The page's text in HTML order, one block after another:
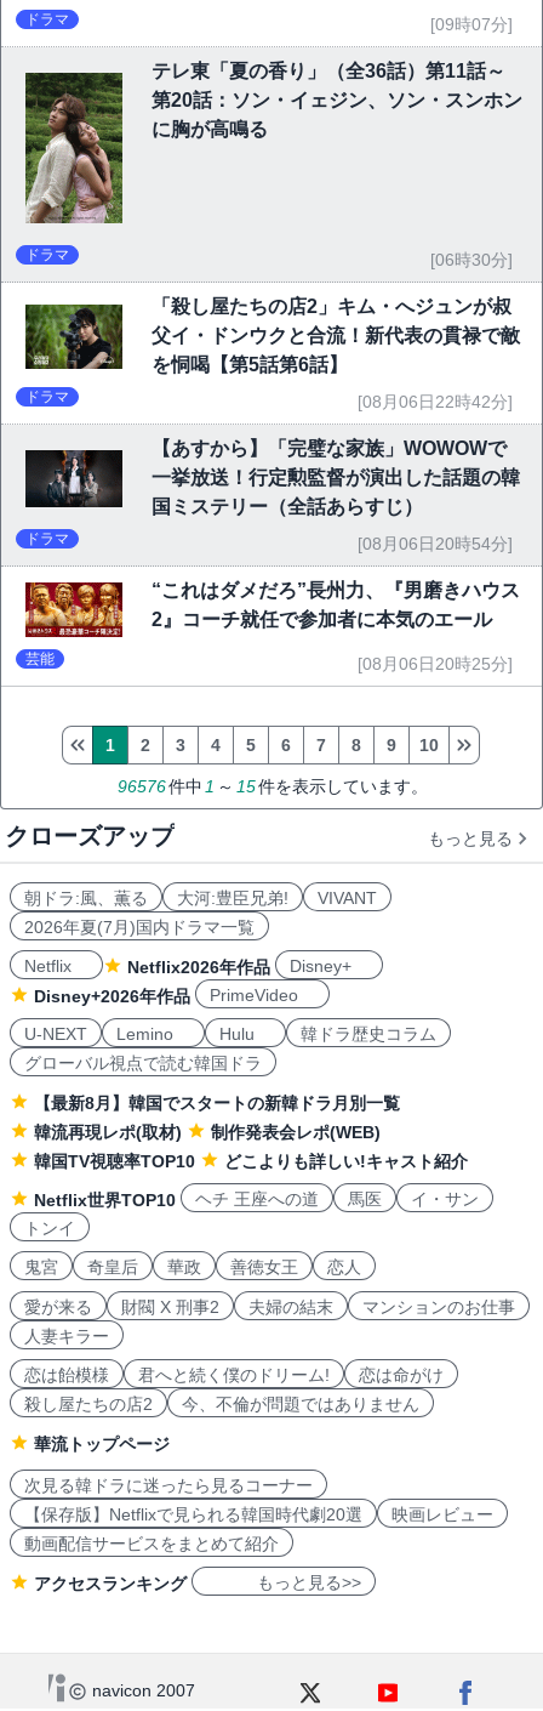
ドラマ [09時07分]
テレ東「夏の香り」（全36話）第11話～
第20話：ソン・イェジン、ソン・スンホン
に胸が高鳴る
ドラマ [06時30分]
「殺し屋たちの店2」キム・へジュンが叔
父イ・ドンウクと合流！新代表の貫禄で敵
を恫喝【第5話第6話】
ドラマ [08月06日22時42分]
【あすから】「完璧な家族」WOWOWで
一挙放送！行定勲監督が演出した話題の韓
国ミステリー（全話あらすじ）
ドラマ [08月06日20時54分]
“これはダメだろ”長州力、『男磨きハウス
2』コーチ就任で参加者に本気のエール
芸能 [08月06日20時25分]
96576件中 1 ～ 15件を表示しています。
1 2 3 4 5 6 7 8 9 10
クローズアップ もっと見る
朝ドラ:風、薫る 大河:豊臣兄弟!
VIVANT
2026年夏(7月)国内ドラマ一覧
Netflix
Netflix2026年作品
Disney+
Disney+2026年作品
PrimeVideo
U-NEXT
Lemino Hulu
韓ドラ歴史コラム
グローバル視点で読む韓国ドラ
【最新8月】韓国でスタートの新韓ドラ月別一覧
韓流再現レポ(取材)
制作発表会レポ(WEB)
韓国TV視聴率TOP10
どこよりも詳しい!キャスト紹介
Netflix世界TOP10
ヘチ 王座への道 馬医
イ・サン
トンイ
鬼宮
奇皇后 華政 善徳女王 恋人
愛が来る 財閥 X 刑事2 夫婦の結末
マンションのお仕事
人妻キラー
恋は飴模様
君へと続く僕のドリーム!
恋は命がけ
殺し屋たちの店2
今、不倫が問題ではありません
華流トップページ
次見る韓ドラに迷ったら見るコーナー
【保存版】Netflixで見られる韓国時代劇20選
映画レビュー
動画配信サービスをまとめて紹介
アクセスランキング もっと見る>>
navicon 2007